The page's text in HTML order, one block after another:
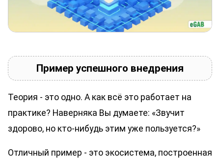
Пример успешного внедрения
Теория - это одно. А как всё это работает на
практике? Наверняка Вы думаете: «Звучит
здорово, но кто-нибудь этим уже пользуется?»
Отличный пример - это экосистема, построенная